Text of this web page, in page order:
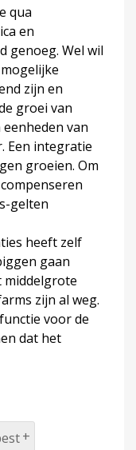
qua
en
genoeg. Wel wil
zijn en
groei van
van
Een integratie
groeien. Om
gelten
heeft zelf
gaan
middelgrote
zijn al weg.
voor de
dat het